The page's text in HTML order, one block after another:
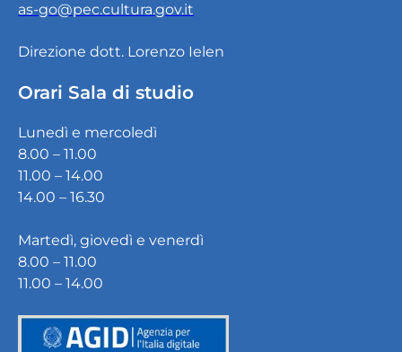
as-go@pec.cultura.gov.it
Direzione dott. Lorenzo Ielen
Orari Sala di studio
Lunedì e mercoledì
8.00 – 11.00
11.00 – 14.00
14.00 – 16.30
Martedì, giovedì e venerdì
8.00 – 11.00
11.00 – 14.00